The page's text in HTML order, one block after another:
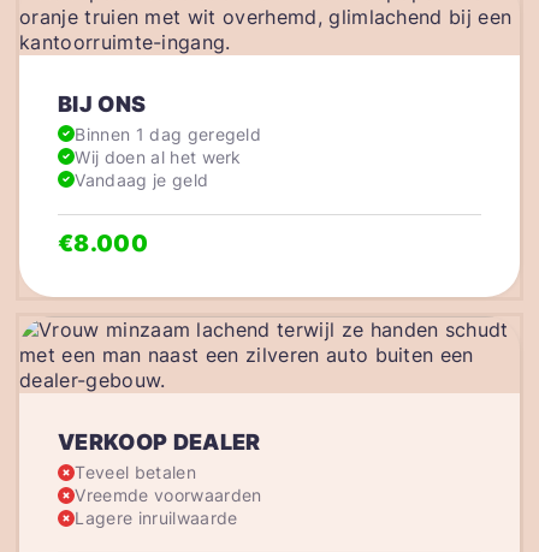
VERKOOP DEALER
Teveel betalen
Vreemde voorwaarden
Lagere inruilwaarde
BIJ ONS
Binnen 1 dag geregeld
Wij doen al het werk
Vandaag je geld
€8.000